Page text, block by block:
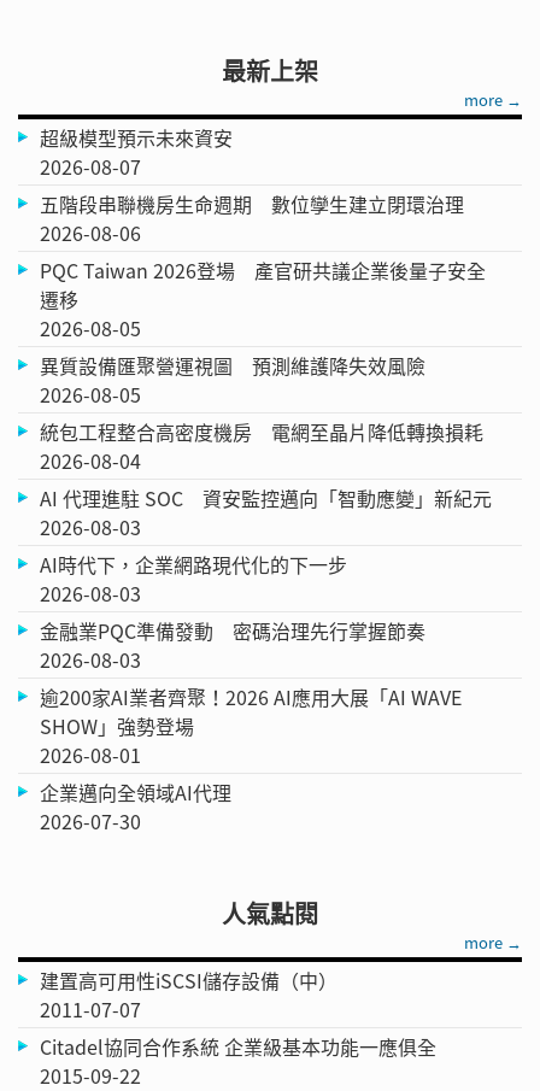
最新上架
more →
超級模型預示未來資安
2026-08-07
五階段串聯機房生命週期 數位孿生建立閉環治理
2026-08-06
PQC Taiwan 2026登場 產官研共議企業後量子安全
遷移
2026-08-05
異質設備匯聚營運視圖 預測維護降失效風險
2026-08-05
統包工程整合高密度機房 電網至晶片降低轉換損耗
2026-08-04
AI 代理進駐 SOC 資安監控邁向「智動應變」新紀元
2026-08-03
AI時代下，企業網路現代化的下一步
2026-08-03
金融業PQC準備發動 密碼治理先行掌握節奏
2026-08-03
逾200家AI業者齊聚！2026 AI應用大展「AI WAVE
SHOW」強勢登場
2026-08-01
企業邁向全領域AI代理
2026-07-30
人氣點閱
more →
建置高可用性iSCSI儲存設備（中）
2011-07-07
Citadel協同合作系統 企業級基本功能一應俱全
2015-09-22